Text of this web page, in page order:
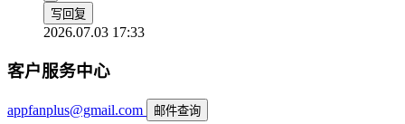
写回复
2026.07.03 17:33
客户服务中心
appfanplus@gmail.com 邮件查询